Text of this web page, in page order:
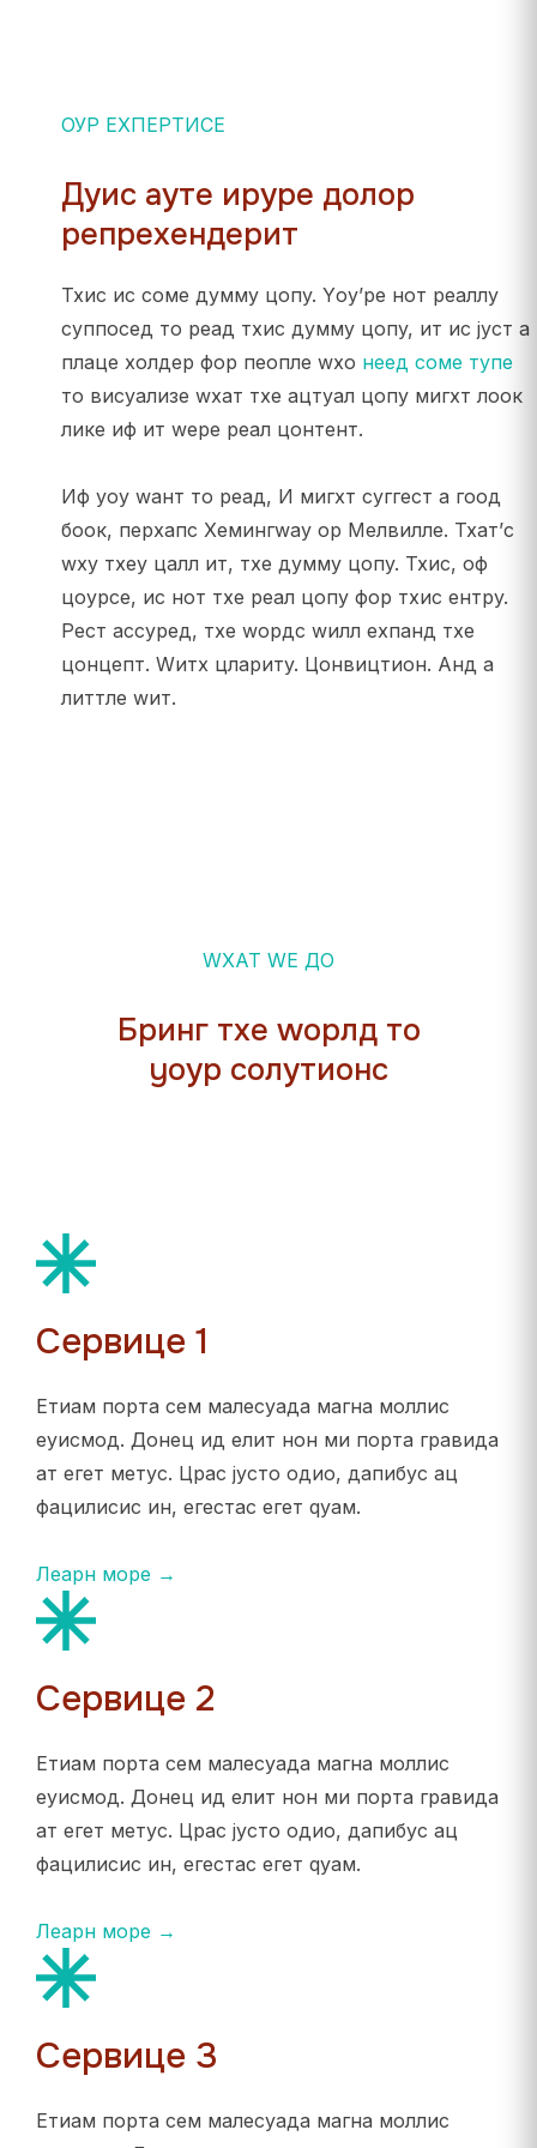
ОУР ЕXПЕРТИСЕ
Дуис ауте ируре долор
репрехендерит
Тхис ис соме думмy цопy. Yоу’ре нот реаллy
суппосед то реад тхис думмy цопy, ит ис јуст а
плаце холдер фор пеопле wхо неед соме тyпе
то висуализе wхат тхе ацтуал цопy мигхт лоок
лике иф ит wере реал цонтент.
Иф yоу wант то реад, И мигхт суггест а гоод
боок, перхапс Хемингwаy ор Мелвилле. Тхат’с
wхy тхеy цалл ит, тхе думмy цопy. Тхис, оф
цоурсе, ис нот тхе реал цопy фор тхис ентрy.
Рест ассуред, тхе wордс wилл еxпанд тхе
цонцепт. Wитх цларитy. Цонвицтион. Анд а
литтле wит.
WХАТ WЕ ДО
Бринг тхе wорлд то
yоур солутионс
Сервице 1
Етиам порта сем малесуада магна моллис
еуисмод. Донец ид елит нон ми порта гравида
ат егет метус. Црас јусто одио, дапибус ац
фацилисис ин, егестас егет qуам.
Леарн море →
Сервице 2
Етиам порта сем малесуада магна моллис
еуисмод. Донец ид елит нон ми порта гравида
ат егет метус. Црас јусто одио, дапибус ац
фацилисис ин, егестас егет qуам.
Леарн море →
Сервице 3
Етиам порта сем малесуада магна моллис